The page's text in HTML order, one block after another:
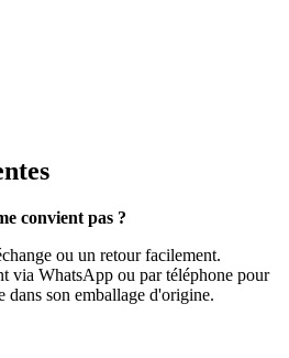
convient pas ?
ou un retour facilement.
via WhatsApp ou par téléphone pour
dans son emballage d'origine.